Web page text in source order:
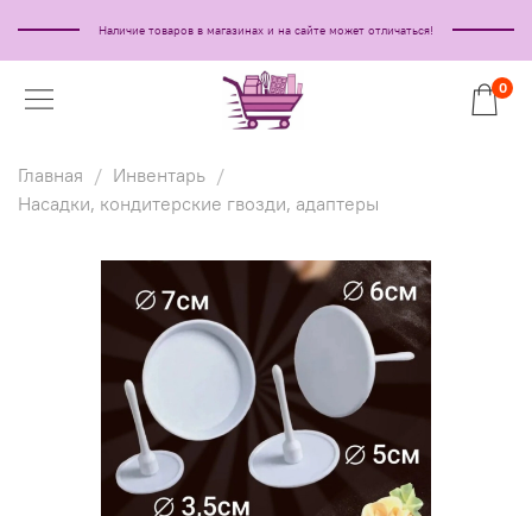
Наличие товаров в магазинах и на сайте может отличаться!
0
Главная
Инвентарь
Насадки, кондитерские гвозди, адаптеры